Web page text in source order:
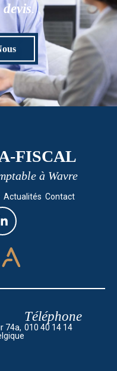
devis.
FISCAL
à Wavre
Actualités Contact
74a,
Téléphone
010 40 14 14